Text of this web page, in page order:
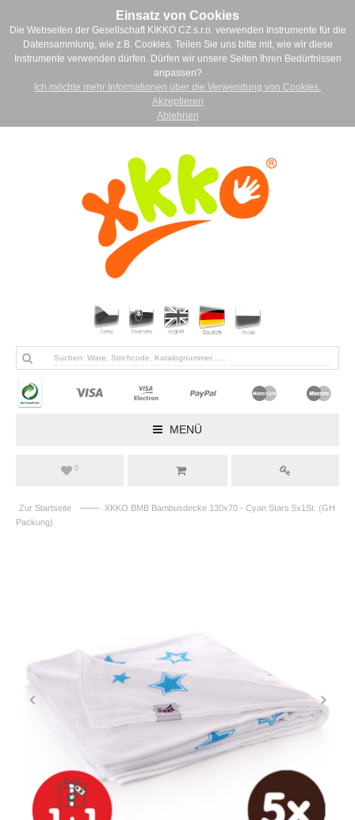
Einsatz von Cookies
Die Webseiten der Gesellschaft KIKKO CZ s.r.o. verwenden Instrumente für die
Datensammlung, wie z.B. Cookies. Teilen Sie uns bitte mit, wie wir diese
Instrumente verwenden dürfen. Dürfen wir unsere Seiten Ihren Bedürfnissen
anpassen?
Ich möchte mehr Informationen über die Verwendung von Cookies.
Akzeptieren
Ablehnen
MENÜ
0
Zur Startseite ——
XKKO BMB Bambusdecke 130x70 - Cyan Stars 5x1St. (GH
Packung)